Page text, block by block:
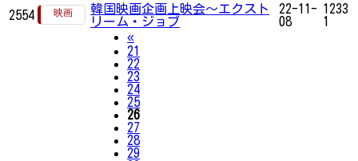
2554
韓国映画企画上映会～エクスト
リーム・ジョブ
22-11-
08
1233
1
«Previous
21
22
23
24
25
26
27
28
29